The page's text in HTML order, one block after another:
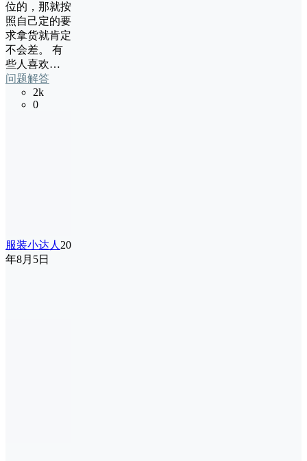
位的，那就按
照自己定的要
求拿货就肯定
不会差。 有
些人喜欢…
问题解答
2k
0
服装小达人 20
年8月5日